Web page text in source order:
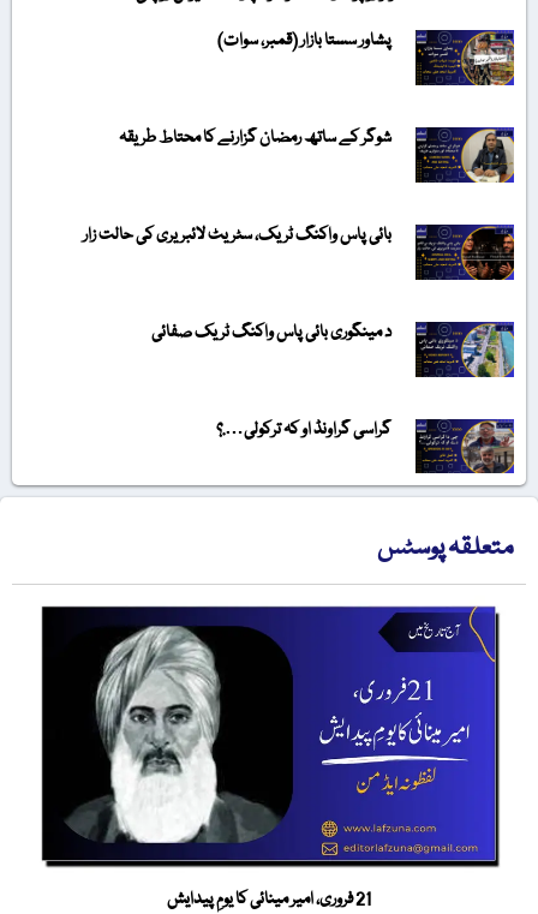
پشاور سستا بازار (قمبر، سوات)
شوگر کے ساتھ رمضان گزارنے کا محتاط طریقہ
بائی پاس واکنگ ٹریک، سٹریٹ لائبریری کی حالت زار
د مینگوری بائی پاس واکنگ ٹریک صفائی
گراسی گراونڈ او کہ ترکولی….؟
متعلقہ پوسٹس
21 فروری، امیر مینائی کا یومِ پیدایش